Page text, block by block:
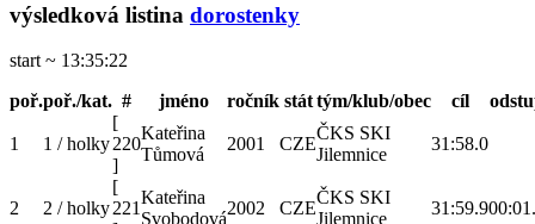
výsledková listina dorostenky
start ~ 13:35:22
poř.poř./kat. # jméno ročník stát tým/klub/obec cíl
1 1 / holky
[
220
]
Kateřina
Tůmová
2001 CZE
ČKS SKI
Jilemnice
31:58.0
2 2 / holky
[
221
Kateřina
Svobodová
2002 CZE
ČKS SKI
Jilemnice
31:59.9